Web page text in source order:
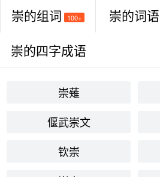
崇的组词 100+
崇的词语
崇的四字成语
崇薙
偃武崇文
钦崇